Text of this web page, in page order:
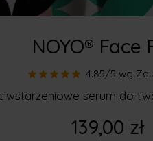
NOYO® Face
4.85/5 wg
serum do
139,00 zł